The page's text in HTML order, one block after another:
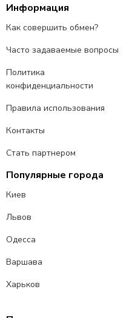
Информация
Как совершить обмен?
Часто задаваемые вопросы
Политика
конфиденциальности
Правила использования
Контакты
Стать партнером
Популярные города
Киев
Львов
Одесса
Варшава
Харьков